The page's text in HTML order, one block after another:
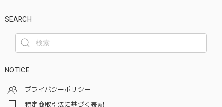
SEARCH
NOTICE
プライバシーポリシー
特定商取引法に基づく表記